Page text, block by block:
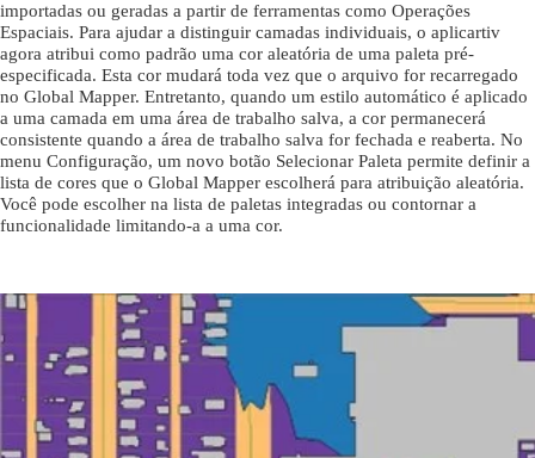
importadas ou geradas a partir de ferramentas como Operações
Espaciais. Para ajudar a distinguir camadas individuais, o aplicartiv
agora atribui como padrão uma cor aleatória de uma paleta pré-
especificada. Esta cor mudará toda vez que o arquivo for recarregado
no Global Mapper. Entretanto, quando um estilo automático é aplicado
a uma camada em uma área de trabalho salva, a cor permanecerá
consistente quando a área de trabalho salva for fechada e reaberta. No
menu Configuração, um novo botão Selecionar Paleta permite definir a
lista de cores que o Global Mapper escolherá para atribuição aleatória.
Você pode escolher na lista de paletas integradas ou contornar a
funcionalidade limitando-a a uma cor.